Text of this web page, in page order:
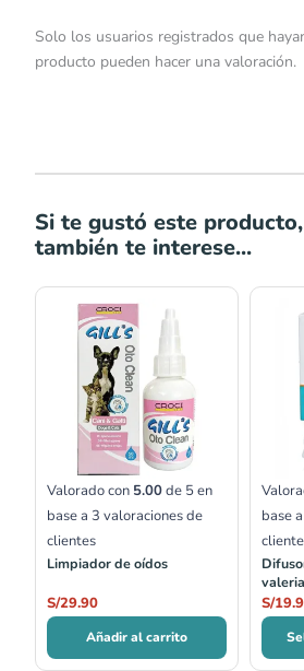
Solo los usuarios registrados que
producto pueden hacer una valoración.
Si te gustó este
también te interese...
Valorado con 5.00de 5 en
base a 3 valoraciones de
clientes
Limpiador de oídos
S/29.90
Añadir al carrito
base a
S/